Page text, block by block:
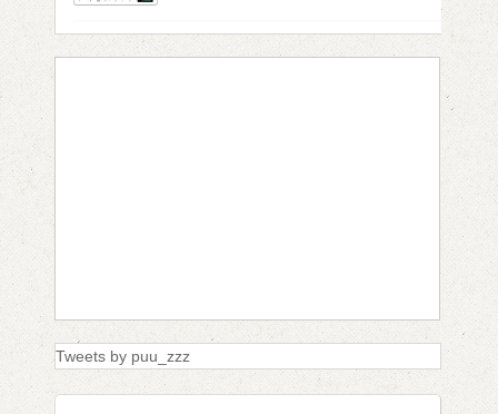
Tweets by puu_zzz